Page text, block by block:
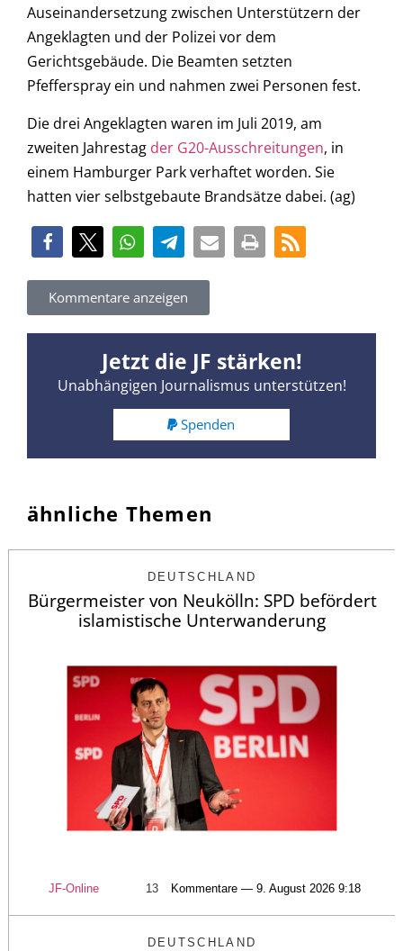
Auseinandersetzung zwischen Unterstützern der
Angeklagten und der Polizei vor dem
Gerichtsgebäude. Die Beamten setzten
Pfefferspray ein und nahmen zwei Personen fest.
Die drei Angeklagten waren im Juli 2019, am
zweiten Jahrestag der G20-Ausschreitungen, in
einem Hamburger Park verhaftet worden. Sie
hatten vier selbstgebaute Brandsätze dabei. (ag)
Kommentare anzeigen
Jetzt die JF stärken!
Unabhängigen Journalismus unterstützen!
Spenden
ähnliche Themen
DEUTSCHLAND
Bürgermeister von Neukölln: SPD befördert
islamistische Unterwanderung
JF-Online 13 Kommentare — 9. August 2026 9:18
DEUTSCHLAND